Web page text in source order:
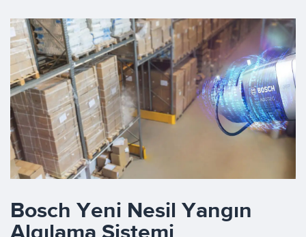
Bosch Yeni Nesil Yangın